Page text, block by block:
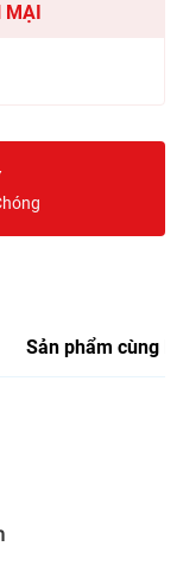
MẠI
Sản phẩm cùng